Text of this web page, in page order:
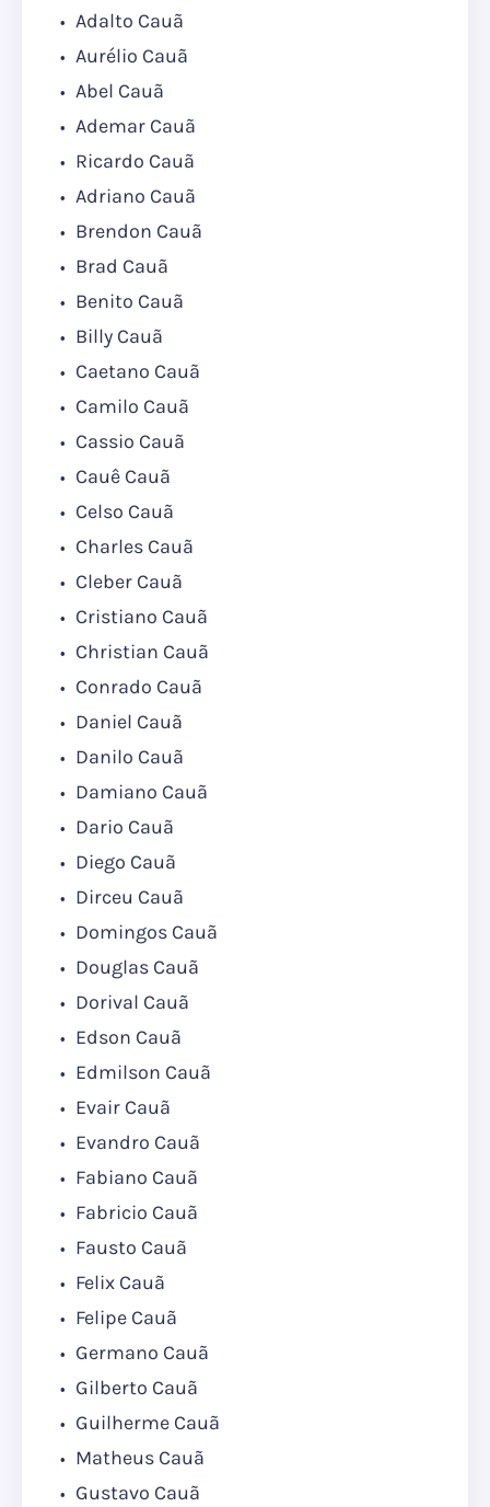
Adalto Cauã
Aurélio Cauã
Abel Cauã
Ademar Cauã
Ricardo Cauã
Adriano Cauã
Brendon Cauã
Brad Cauã
Benito Cauã
Billy Cauã
Caetano Cauã
Camilo Cauã
Cassio Cauã
Cauê Cauã
Celso Cauã
Charles Cauã
Cleber Cauã
Cristiano Cauã
Christian Cauã
Conrado Cauã
Daniel Cauã
Danilo Cauã
Damiano Cauã
Dario Cauã
Diego Cauã
Dirceu Cauã
Domingos Cauã
Douglas Cauã
Dorival Cauã
Edson Cauã
Edmilson Cauã
Evair Cauã
Evandro Cauã
Fabiano Cauã
Fabricio Cauã
Fausto Cauã
Felix Cauã
Felipe Cauã
Germano Cauã
Gilberto Cauã
Guilherme Cauã
Matheus Cauã
Gustavo Cauã